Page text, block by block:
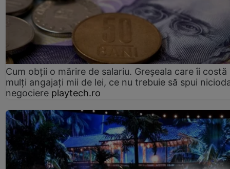
Cum obții o mărire de salariu. Greșeala care îi costă
mulți angajați mii de lei, ce nu trebuie să spui
negociere playtech.ro